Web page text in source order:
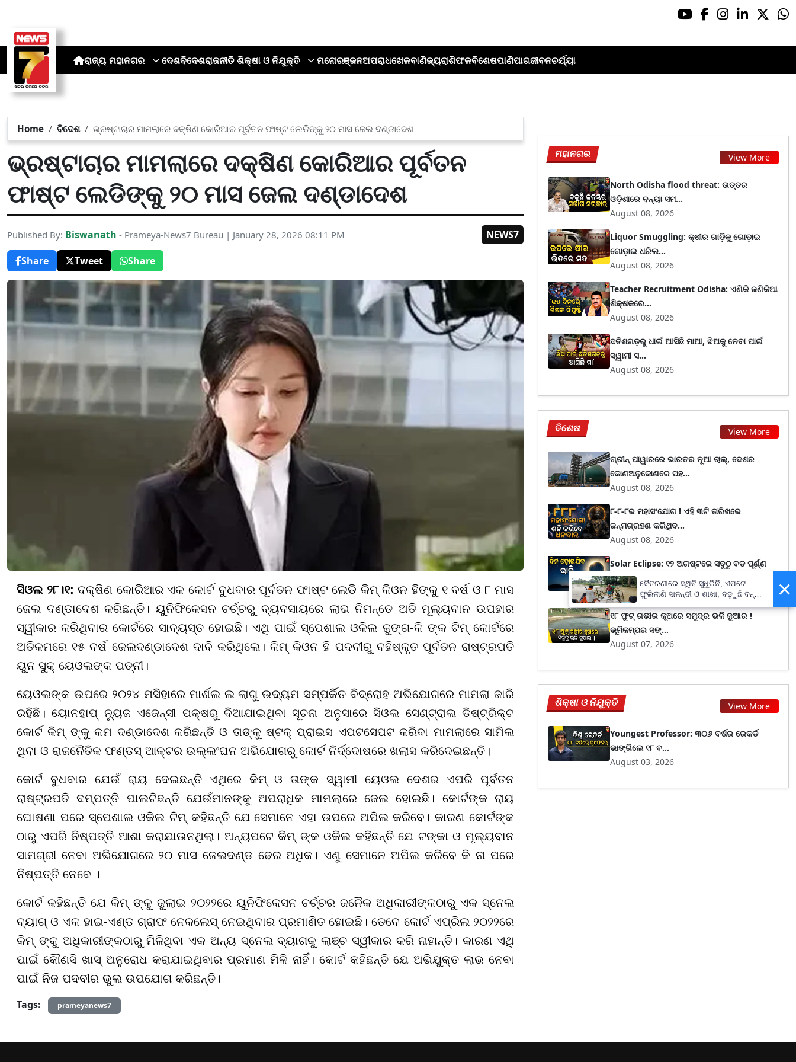
ରାଜ୍ୟ ମହାନଗର ଦେଶବିଦେଶରାଜନୀତି ଶିକ୍ଷା ଓ ନିଯୁକ୍ତି ମନୋରଞ୍ଜନଅପରାଧଖେଳବାଣିଜ୍ୟରାଶିଫଳବିଶେଷପାଣିପାଗଜୀବନଚର୍ଯ୍ୟା
Home ବିଦେଶ ଭ୍ରଷ୍ଟାଚାର ମାମଲାରେ ଦକ୍ଷିଣ କୋରିଆର ପୂର୍ବତନ ଫାଷ୍ଟ ଲେଡିଙ୍କୁ ୨୦ ମାସ ଜେଲ ଦଣ୍ଡାଦେଶ
ଭ୍ରଷ୍ଟାଚାର ମାମଲାରେ ଦକ୍ଷିଣ କୋରିଆର ପୂର୍ବତନ
ଫାଷ୍ଟ ଲେଡିଙ୍କୁ ୨୦ ମାସ ଜେଲ ଦଣ୍ଡାଦେଶ
Published By: Biswanath - Prameya-News7 Bureau | January 28, 2026 08:11 PM
NEWS7
Share
Tweet Share
ସିଓଲ ୨୮।୧:ଦକ୍ଷିଣ କୋରିଆର ଏକ କୋର୍ଟ ବୁଧବାର ପୂର୍ବତନ ଫାଷ୍ଟ ଲେଡି କିମ୍ କିଓନ ହିଙ୍କୁ ୧ ବର୍ଷ ଓ ୮ ମାସ
ଜେଲ ଦଣ୍ଡାଦେଶ କରିଛନ୍ତି। ୟୁନିଫିକେସନ ଚର୍ଚ୍ଚରୁ ବ୍ୟବସାୟରେ ଲାଭ ନିମନ୍ତେ ଅତି ମୂଲ୍ୟବାନ ଉପହାର
ସ୍ୱୀକାର କରିଥିବାର କୋର୍ଟରେ ସାବ୍ୟସ୍ତ ହୋଇଛି। ଏଥି ପାଇଁ ସ୍ପେଶାଲ ଓକିଲ ଜୁଙ୍ଗ-କି ଙ୍କ ଟିମ୍ କୋର୍ଟରେ
ଅତିକମରେ ୧୫ ବର୍ଷ ଜେଲଦଣ୍ଡାଦେଶ ଦାବି କରିଥିଲେ। କିମ୍ କିଓନ ହି ପଦବୀରୁ ବହିଷ୍କୃତ ପୂର୍ବତନ ରାଷ୍ଟ୍ରପତି
ୟୁନ ସୁକ୍ ୟେଓଲଙ୍କ ପତ୍ନୀ।
ୟେଓଲଙ୍କ ଉପରେ ୨୦୨୪ ମସିହାରେ ମାର୍ଶଲ ଲ ଲାଗୁ ଉଦ୍ୟମ ସମ୍ପର୍କିତ ବିଦ୍ରୋହ ଅଭିଯୋଗରେ ମାମଲା ଜାରି
ରହିଛି। ୟୋନହାପ୍ ନ୍ୟୁ୍ଜ ଏଜେନ୍ସୀ ପକ୍ଷରୁ ଦିଆଯାଇଥିବା ସୂଚନା ଅନୁସାରେ ସିଓଲ ସେଣ୍ଟ୍ରାଲ ଡିଷ୍ଟ୍ରିକ୍ଟ
କୋର୍ଟ କିମ୍ ଙ୍କୁ କମ ଦଣ୍ଡାଦେଶ କରିଛନ୍ତି ଓ ତାଙ୍କୁ ଷ୍ଟକ୍ ପ୍ରାଇସ ଏପଟସେପଟ କରିବା ମାମଲାରେ ସାମିଲ
ଥିବା ଓ ରାଜନୈତିକ ଫଣ୍ଡସ୍ ଆକ୍ଟର ଉଲ୍ଲଂଘନ ଅଭିଯୋଗରୁ କୋର୍ଟ ନିର୍ଦ୍ଦୋଷରେ ଖଲାସ କରିଦେଇଛନ୍ତି।
କୋର୍ଟ ବୁଧବାର ଯେଉଁ ରାୟ ଦେଇଛନ୍ତି ଏଥିରେ କିମ୍ ଓ ତାଙ୍କ ସ୍ୱାମୀ ୟେଓଲ ଦେଶର ଏପରି ପୂର୍ବତନ
ରାଷ୍ଟ୍ରପତି ଦମ୍ପତ୍ତି ପାଲଟିଛନ୍ତି ଯେଉଁମାନଙ୍କୁ ଅପରାଧିକ ମାମଲାରେ ଜେଲ ହୋଇଛି। କୋର୍ଟଙ୍କ ରାୟ
ଘୋଷଣା ପରେ ସ୍ପେଶାଲ ଓକିଲ ଟିମ୍ କହିଛନ୍ତି ଯେ ସେମାନେ ଏହା ଉପରେ ଅପିଲ କରିବେ। କାରଣ କୋର୍ଟଙ୍କ
ଠାରୁ ଏପରି ନିଷ୍ପତ୍ତି ଆଶା କରାଯାଉନଥିଲା। ଅନ୍ୟପଟେ କିମ୍ ଙ୍କ ଓକିଲ କହିଛନ୍ତି ଯେ ଟଙ୍କା ଓ ମୂଲ୍ୟବାନ
ସାମଗ୍ରୀ ନେବା ଅଭିଯୋଗରେ ୨୦ ମାସ ଜେଲଦଣ୍ଡ ଢେର ଅଧିକ। ଏଣୁ ସେମାନେ ଅପିଲ କରିବେ କି ନା ପରେ
ନିଷ୍ପତ୍ତି ନେବେ ।
କୋର୍ଟ କହିଛନ୍ତି ଯେ କିମ୍ ଙ୍କୁ ଜୁଲାଇ ୨୦୨୨ରେ ୟୁନିଫିକେସନ ଚର୍ଚ୍ଚର ଜନୈକ ଅଧିକାରୀଙ୍କଠାରୁ ଏକ ସ୍ନେଲ
ବ୍ୟାଗ୍ ଓ ଏକ ହାଇ-ଏଣ୍ଡ ଗ୍ରାଫ ନେକଲେସ୍ ନେଇଥିବାର ପ୍ରମାଣିତ ହୋଇଛି। ତେବେ କୋର୍ଟ ଏପ୍ରିଲ ୨୦୨୨ରେ
କିମ୍ ଙ୍କୁ ଅଧିକାରୀଙ୍କଠାରୁ ମିଳିଥିବା ଏକ ଅନ୍ୟ ସ୍ନେଲ ବ୍ୟାଗକୁ ଲାଞ୍ଚ ସ୍ୱୀକାର କରି ନାହାନ୍ତି। କାରଣ ଏଥି
ପାଇଁ କୌଣସି ଖାସ୍ ଅନୁରୋଧ କରାଯାଇଥିବାର ପ୍ରମାଣ ମିଳି ନାହିଁ। କୋର୍ଟ କହିଛନ୍ତି ଯେ ଅଭିଯୁକ୍ତ ଲାଭ ନେବା
ପାଇଁ ନିଜ ପଦବୀର ଭୁଲ ଉପଯୋଗ କରିଛନ୍ତି।
Tags:
prameyanews7
ମହାନଗର View More
North Odisha flood threat: ଉତ୍ତର
ଓଡ଼ିଶାରେ ବନ୍ୟା ସମ...
August 08, 2026
Liquor Smuggling: କ୍ଷୀର ଗାଡ଼ିକୁ ଗୋଡ଼ାଇ
ଗୋଡ଼ାଇ ଧରିଲ...
August 08, 2026
Teacher Recruitment Odisha: ଏଣିକି ଜଣିକିଆ
ଶିକ୍ଷକରେ...
August 08, 2026
ଛତିଶଗଡ଼ରୁ ଧାଇଁ ଆସିଛି ମାଆ, ଝିଅକୁ ନେବା ପାଇଁ
ସ୍ୱାମୀ ସ...
August 08, 2026
ବିଶେଷ View More
ଗ୍ରୀନ୍ ପାୱାରରେ ଭାରତର ନୂଆ ଚାଲ୍, ଦେଶର
କୋଣଅନୁକୋଣରେ ପହ...
August 08, 2026
୮-୮-୮ର ମହାସଂଯୋଗ ! ଏହି ୩ଟି ତାରିଖରେ
ଜନ୍ମଗ୍ରହଣ କରିଥିବ...
August 08, 2026
Solar Eclipse: ୧୨ ଅଗଷ୍ଟରେ ସବୁଠୁ ବଡ ପୂର୍ଣ୍ଣ
ସୂର୍ଯ୍ୟ...
August 08, 2026
୧୮ ଫୁଟ୍ ଗଭୀର କୂଅରେ ସମୁଦ୍ର ଭଳି ଜୁଆର !
ଭୂମିକମ୍ପର ସଙ୍...
August 07, 2026
ଶିକ୍ଷା ଓ ନିଯୁକ୍ତି View More
Youngest Professor: ୩୦୬ ବର୍ଷର ରେକର୍ଡ
ଭାଙ୍ଗିଲେ ୧୮ ବ...
August 03, 2026
×
ବୈତରଣୀରେ ସ୍ଥିତି ସୁଧୁରିନି, ଏପଟେ
ଫୁଲିଲାଣି ସାଳନ୍ଦୀ ଓ ଶାଖା, ବଢ଼ୁଛି ବନ୍ୟା
ଭୟ